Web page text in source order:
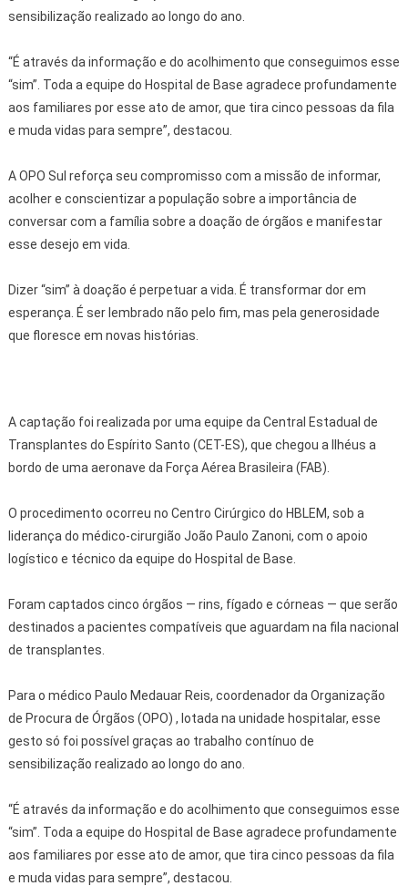
sensibilização realizado ao longo do ano.
“É através da informação e do acolhimento que conseguimos esse
“sim”. Toda a equipe do Hospital de Base agradece profundamente
aos familiares por esse ato de amor, que tira cinco pessoas da fila
e muda vidas para sempre”, destacou.
A OPO Sul reforça seu compromisso com a missão de informar,
acolher e conscientizar a população sobre a importância de
conversar com a família sobre a doação de órgãos e manifestar
esse desejo em vida.
Dizer “sim” à doação é perpetuar a vida. É transformar dor em
esperança. É ser lembrado não pelo fim, mas pela generosidade
que floresce em novas histórias.
A captação foi realizada por uma equipe da Central Estadual de
Transplantes do Espírito Santo (CET-ES), que chegou a Ilhéus a
bordo de uma aeronave da Força Aérea Brasileira (FAB).
O procedimento ocorreu no Centro Cirúrgico do HBLEM, sob a
liderança do médico-cirurgião João Paulo Zanoni, com o apoio
logístico e técnico da equipe do Hospital de Base.
Foram captados cinco órgãos — rins, fígado e córneas — que serão
destinados a pacientes compatíveis que aguardam na fila nacional
de transplantes.
Para o médico Paulo Medauar Reis, coordenador da Organização
de Procura de Órgãos (OPO) , lotada na unidade hospitalar, esse
gesto só foi possível graças ao trabalho contínuo de
sensibilização realizado ao longo do ano.
“É através da informação e do acolhimento que conseguimos esse
“sim”. Toda a equipe do Hospital de Base agradece profundamente
aos familiares por esse ato de amor, que tira cinco pessoas da fila
e muda vidas para sempre”, destacou.